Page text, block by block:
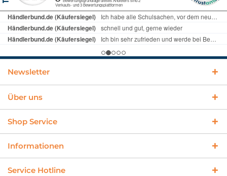
Newsletter
Über uns
Shop Service
Informationen
Service Hotline